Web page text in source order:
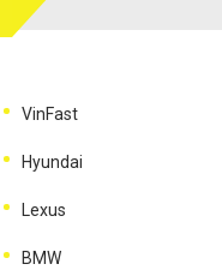
VinFast
Hyundai
Lexus
BMW